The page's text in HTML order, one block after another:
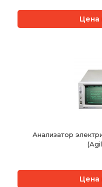
Цена
Анализатор
Цена